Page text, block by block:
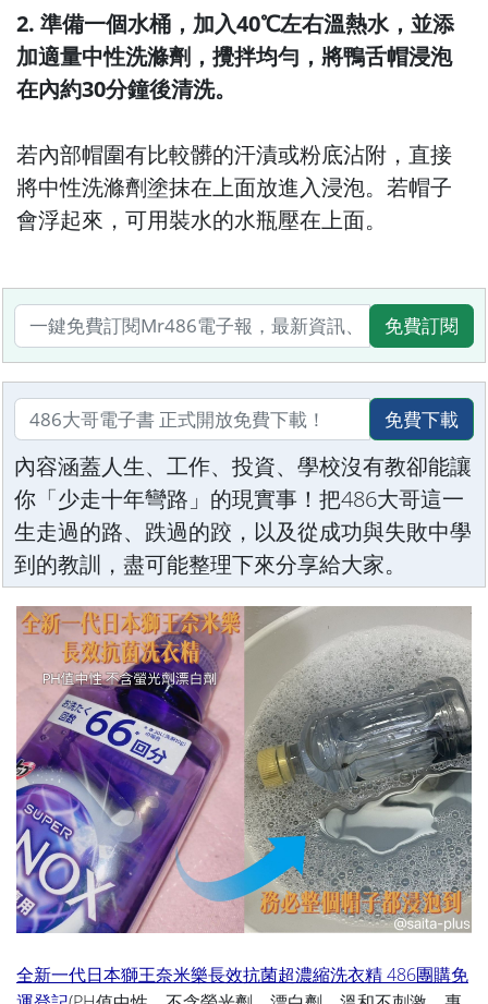
2. 準備一個水桶，加入40℃左右溫熱水，並添
加適量中性洗滌劑，攪拌均勻，將鴨舌帽浸泡
在內約30分鐘後清洗。
若內部帽圍有比較髒的汗漬或粉底沾附，直接
將中性洗滌劑塗抹在上面放進入浸泡。若帽子
會浮起來，可用裝水的水瓶壓在上面。
免費訂閱
免費下載
內容涵蓋人生、工作、投資、學校沒有教卻能讓
你「少走十年彎路」的現實事！把486大哥這一
生走過的路、跌過的跤，以及從成功與失敗中學
到的教訓，盡可能整理下來分享給大家。
全新一代日本獅王奈米樂長效抗菌超濃縮洗衣精 486團購免